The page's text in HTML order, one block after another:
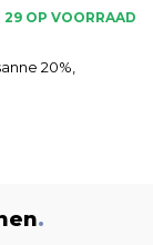
29 OP VOORRAAD
20%,
.